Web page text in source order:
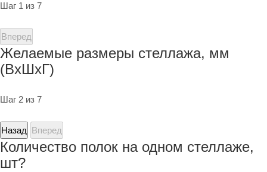
Шаг 1 из 7
Вперед
Желаемые размеры стеллажа, мм
(ВхШхГ)
Шаг 2 из 7
Назад Вперед
Количество полок на одном стеллаже,
шт?